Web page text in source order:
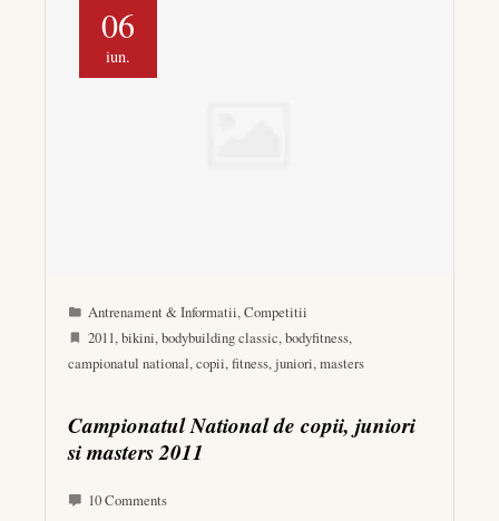
06
iun.
Antrenament & Informatii,Competitii
2011,bikini,bodybuilding classic,bodyfitness,
campionatul national,copii,fitness,juniori,masters
Campionatul National de copii, juniori
si masters 2011
10 Comments